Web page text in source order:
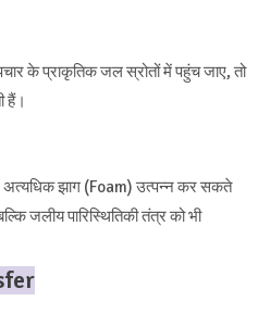
के प्राकृतिक जल स्रोतों में पहुंच जाए, तो
हैं।
अत्यधिक झाग (Foam) उत्पन्न कर सकते
जलीय पारिस्थितिकी तंत्र को भी